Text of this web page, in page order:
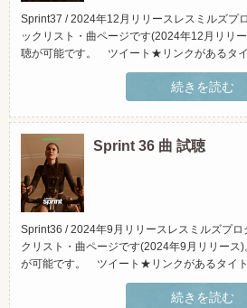
Sprint37 / 2024年12月リリースレスミルズプ
ックリスト・曲ページです(2024年12月リリ
聴が可能です。 ツイート★リンクがあるタ
＊iTunesに繋がります。 ＊原曲です。実際
違う場合があります。≫レスミルズプログラ
は？(スマホでご覧頂く...
続きを読む
Sprint 36 曲 試聴
Sprint36 / 2024年9月リリースレスミルズプ
クリスト・曲ページです(2024年9月リリース
が可能です。 ツイート★リンクがあるタイ
iTunesに繋がります。 ＊原曲です。実際に
う場合があります。≫レスミルズプログラム
続きを読む